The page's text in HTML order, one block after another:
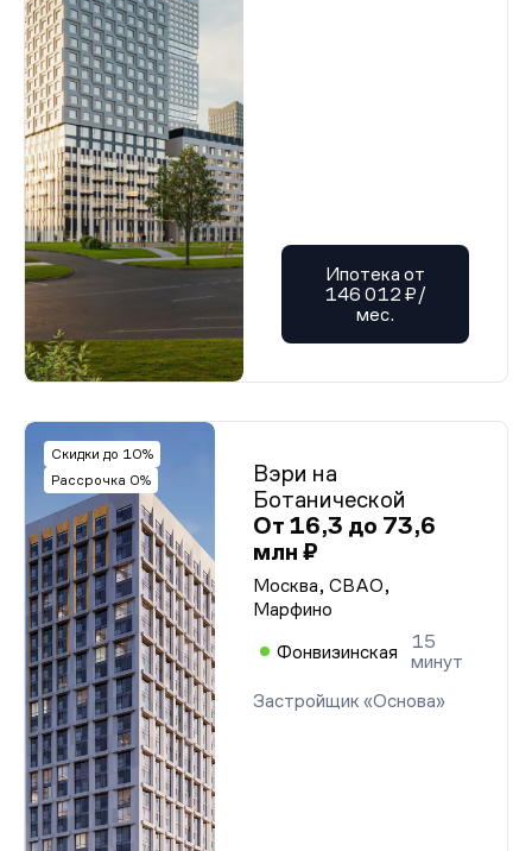
Ипотека от
146 012 ₽/
мес.
Скидки до 10%
Рассрочка 0%
Вэри на
Ботанической
От 16,3 до 73,6
млн ₽
Москва, СВАО,
Марфино
Фонвизинская
15
минут
Застройщик «Основа»